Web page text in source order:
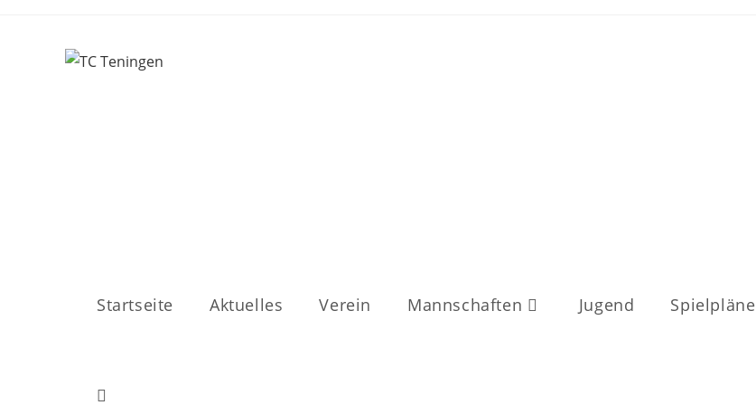
Startseite Aktuelles Verein Mannschaften Jugend Spielpläne
Toggle